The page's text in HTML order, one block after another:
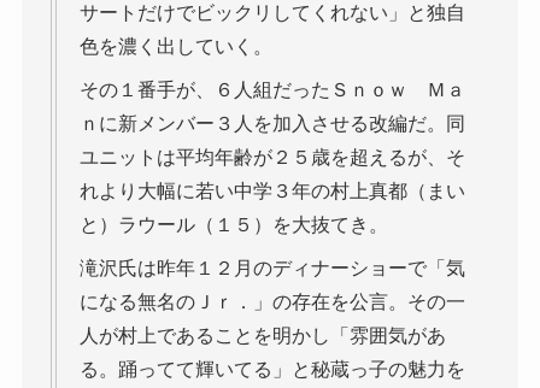
サートだけでビックリしてくれない」と独自
色を濃く出していく。
その１番手が、６人組だったＳｎｏｗ Ｍａ
ｎに新メンバー３人を加入させる改編だ。同
ユニットは平均年齢が２５歳を超えるが、そ
れより大幅に若い中学３年の村上真都（まい
と）ラウール（１５）を大抜てき。
滝沢氏は昨年１２月のディナーショーで「気
になる無名のＪｒ．」の存在を公言。その一
人が村上であることを明かし「雰囲気があ
る。踊ってて輝いてる」と秘蔵っ子の魅力を